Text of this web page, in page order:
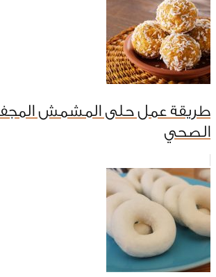
طريقة عمل حلى المشمش
الصحي